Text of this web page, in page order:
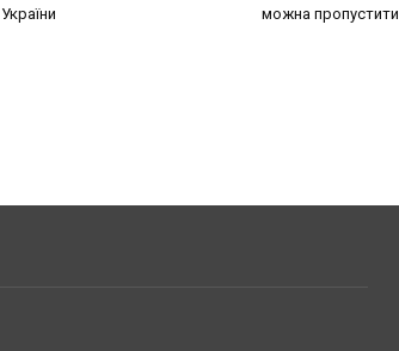
України
можна пропустити